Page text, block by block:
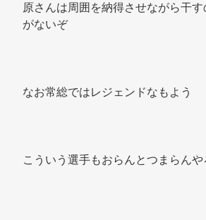
原さんは周囲を納得させながら干
がないぞ
なお常総ではレジェンドなもよう
こういう選手もおらんとつまらんや